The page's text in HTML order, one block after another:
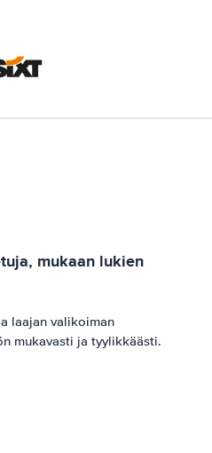
mukaan lukien
laajan valikoiman
mukavasti ja tyylikkäästi.